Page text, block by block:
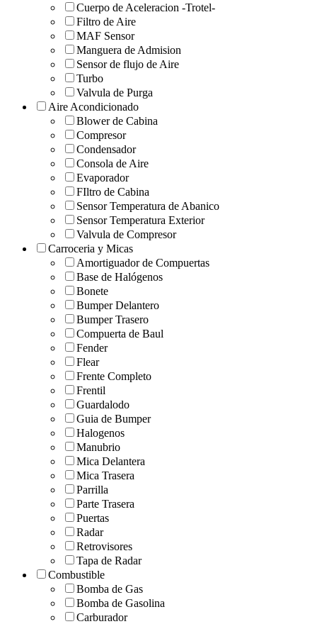
Cuerpo de Aceleracion -Trotel-
Filtro de Aire
MAF Sensor
Manguera de Admision
Sensor de flujo de Aire
Turbo
Valvula de Purga
Aire Acondicionado
Blower de Cabina
Compresor
Condensador
Consola de Aire
Evaporador
FIltro de Cabina
Sensor Temperatura de Abanico
Sensor Temperatura Exterior
Valvula de Compresor
Carroceria y Micas
Amortiguador de Compuertas
Base de Halógenos
Bonete
Bumper Delantero
Bumper Trasero
Compuerta de Baul
Fender
Flear
Frente Completo
Frentil
Guardalodo
Guia de Bumper
Halogenos
Manubrio
Mica Delantera
Mica Trasera
Parrilla
Parte Trasera
Puertas
Radar
Retrovisores
Tapa de Radar
Combustible
Bomba de Gas
Bomba de Gasolina
Carburador